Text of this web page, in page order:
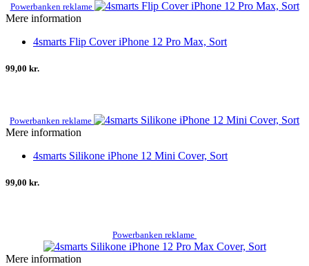
Powerbanken reklame
Mere information
4smarts Flip Cover iPhone 12 Pro Max, Sort
99,00 kr.
Powerbanken reklame
Mere information
4smarts Silikone iPhone 12 Mini Cover, Sort
99,00 kr.
Powerbanken reklame
Mere information